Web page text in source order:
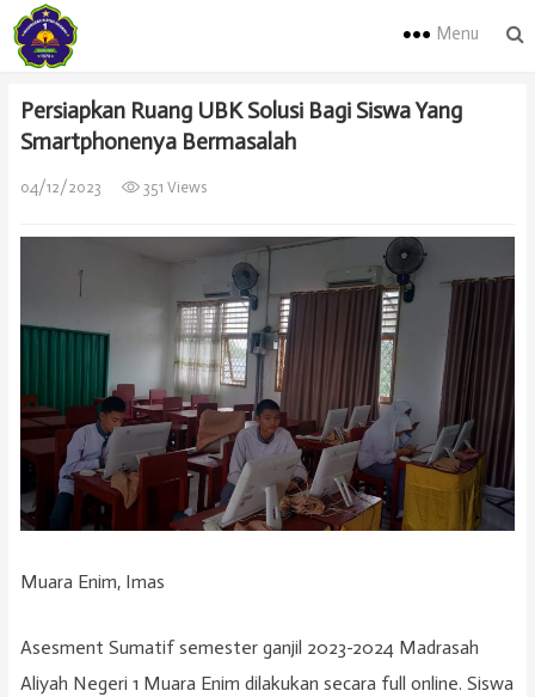
Menu
Persiapkan Ruang UBK Solusi Bagi Siswa Yang
Smartphonenya Bermasalah
04/12/2023 351 Views
Muara Enim, Imas
Asesment Sumatif semester ganjil 2023-2024 Madrasah
Aliyah Negeri 1 Muara Enim dilakukan secara full online. Siswa